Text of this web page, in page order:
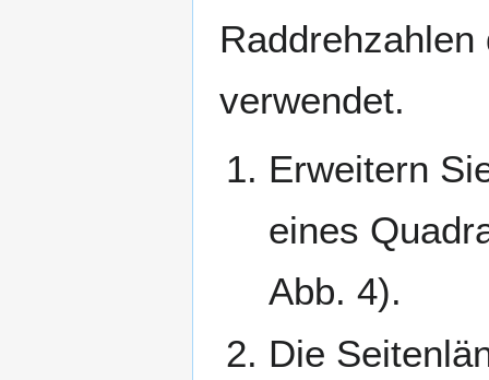
verwendet.
Erweitern
eines
Abb. 4).
Die